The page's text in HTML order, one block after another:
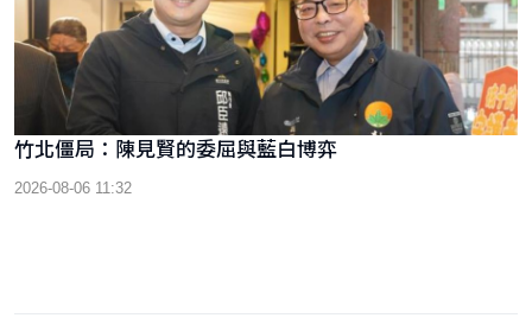
竹北僵局：陳見賢的委屈與藍白博弈
2026-08-06 11:32